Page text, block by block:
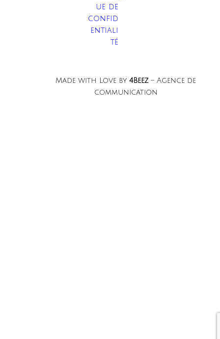
ue de
confid
entiali
té
Made with Love by 4Beez– Agence de
communication